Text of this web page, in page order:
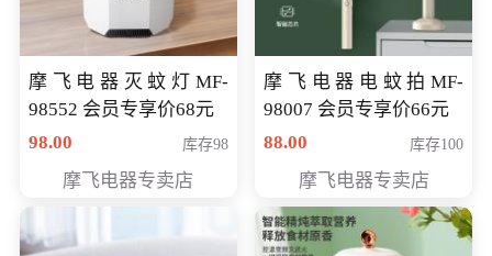
摩飞电器灭蚊灯MF-
98552 会员专享价68元
98.00
库存98
摩飞电器专卖店
摩飞电器电蚊拍MF-
98007 会员专享价66元
88.00
库存100
摩飞电器专卖店